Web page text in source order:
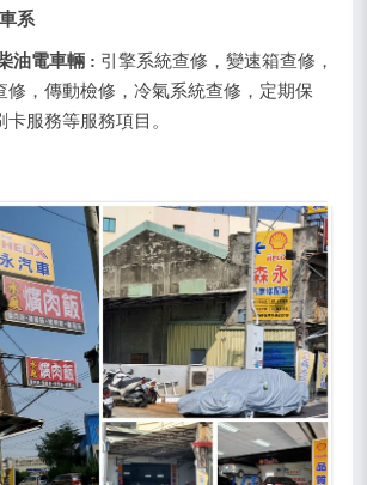
系
油電車輛 : 引擎系統查修，變速箱查修，
修，傳動檢修，冷氣系統查修，定期保
服務等服務項目。